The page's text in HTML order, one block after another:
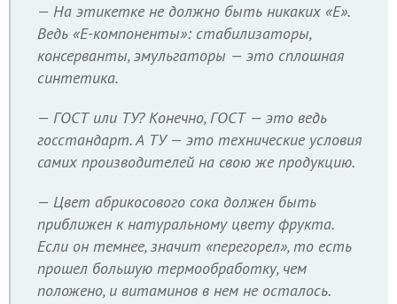
— На этикетке не должно быть никаких «Е».
Ведь «Е-компоненты»: стабилизаторы,
консерванты, эмульгаторы — это сплошная
синтетика.
— ГОСТ или ТУ? Конечно, ГОСТ — это ведь
госстандарт. А ТУ — это технические условия
самих производителей на свою же продукцию.
— Цвет абрикосового сока должен быть
приближен к натуральному цвету фрукта.
Если он темнее, значит «перегорел», то есть
прошел большую термообработку, чем
положено, и витаминов в нем не осталось.